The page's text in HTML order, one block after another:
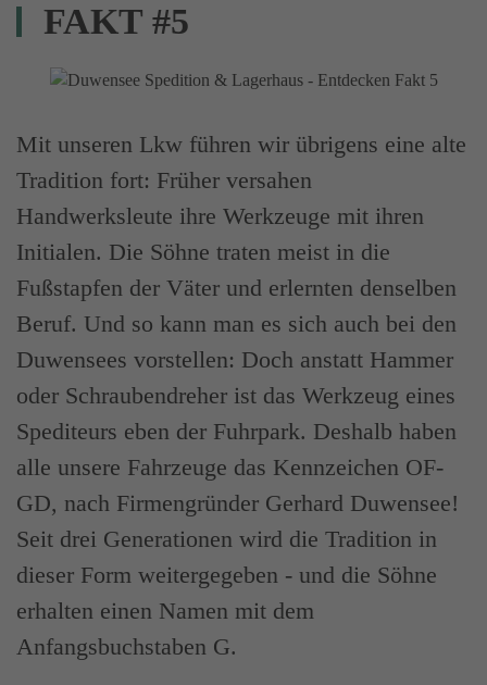
FAKT #5
Mit unseren Lkw führen wir übrigens eine alte
Tradition fort: Früher versahen
Handwerksleute ihre Werkzeuge mit ihren
Initialen. Die Söhne traten meist in die
Fußstapfen der Väter und erlernten denselben
Beruf. Und so kann man es sich auch bei den
Duwensees vorstellen: Doch anstatt Hammer
oder Schraubendreher ist das Werkzeug eines
Spediteurs eben der Fuhrpark. Deshalb haben
alle unsere Fahrzeuge das Kennzeichen OF-
GD, nach Firmengründer Gerhard Duwensee!
Seit drei Generationen wird die Tradition in
dieser Form weitergegeben - und die Söhne
erhalten einen Namen mit dem
Anfangsbuchstaben G.